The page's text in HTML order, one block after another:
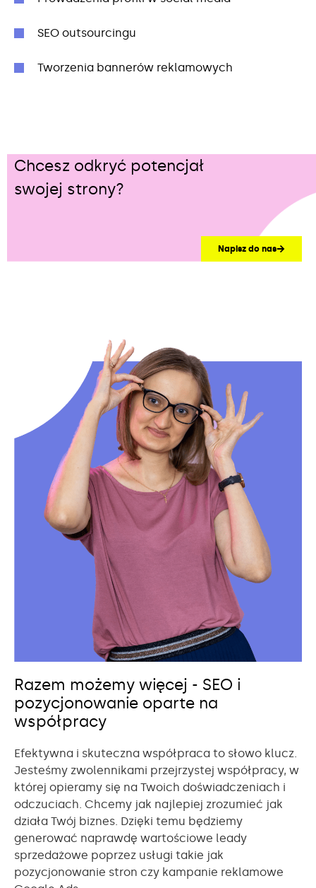
SEO outsourcingu
Tworzenia bannerów reklamowych
Chcesz odkryć potencjał
swojej strony?
Napisz do nas
Razem możemy więcej - SEO i
pozycjonowanie oparte na
współpracy
Efektywna i skuteczna współpraca to słowo klucz.
Jesteśmy zwolennikami przejrzystej współpracy, w
której opieramy się na Twoich doświadczeniach i
odczuciach. Chcemy jak najlepiej zrozumieć jak
działa Twój biznes. Dzięki temu będziemy
generować naprawdę wartościowe leady
sprzedażowe poprzez usługi takie jak
pozycjonowanie stron czy kampanie reklamowe